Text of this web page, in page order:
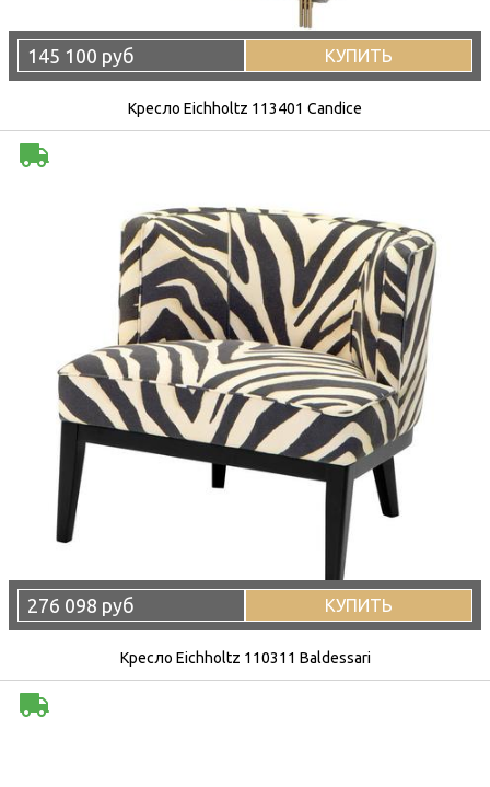
145 100 руб КУПИТЬ
Кресло Eichholtz 113401 Candice
276 098 руб КУПИТЬ
Кресло Eichholtz 110311 Baldessari